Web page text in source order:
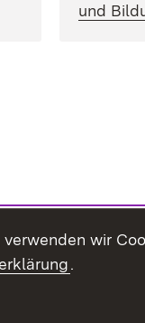
und
wir
.